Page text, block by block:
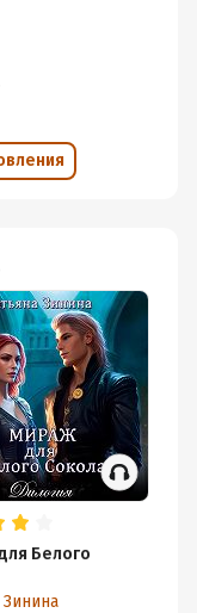
Белого
Зинина